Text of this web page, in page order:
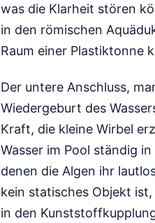
was die Klarheit stören
in den römischen
Raum einer Plastiktonne
Der untere Anschluss,
Wiedergeburt des
Kraft, die kleine Wirbel
Wasser im Pool ständig
denen die Algen ihr
kein statisches Objekt
in den